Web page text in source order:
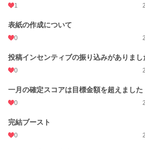
1
表紙の作成について
0
投稿インセンティブの振り込みがありまし
0
一月の確定スコアは目標金額を超えました
0
完結ブースト
0